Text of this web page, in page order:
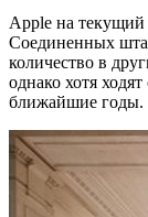
Apple на текущий
Соединенных
количество в
однако хотя
ближайшие годы.